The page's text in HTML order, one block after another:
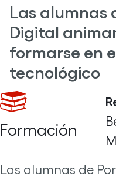
Las alumnas
Digital
formarse en
tecnológico
Formación
Las alumnas de Por